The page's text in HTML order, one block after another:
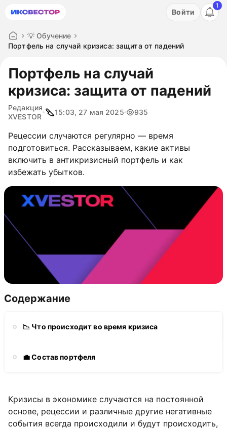
Акция: бесплатный пробный период на 3 дня!
Войти
1
💡 Обучение
Портфель на случай кризиса: защита от падений
Портфель на случай
кризиса: защита от падений
Редакция
XVESTOR
15:03, 27 мая 2025 935
Рецессии случаются регулярно — время
подготовиться. Рассказываем, какие активы
включить в антикризисный портфель и как
избежать убытков.
Содержание
📉 Что происходит во время кризиса
💼 Состав портфеля
Кризисы в экономике случаются на постоянной
основе, рецессии и различные другие негативные
события всегда происходили и будут происходить,